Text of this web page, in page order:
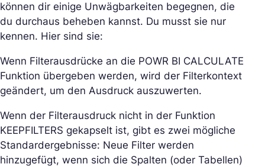
können dir einige Unwägbarkeiten begegnen, die
du durchaus beheben kannst. Du musst sie nur
kennen. Hier sind sie:
Wenn Filterausdrücke an die POWR BI CALCULATE
Funktion übergeben werden, wird der Filterkontext
geändert, um den Ausdruck auszuwerten.
Wenn der Filterausdruck nicht in der Funktion
KEEPFILTERS gekapselt ist, gibt es zwei mögliche
Standardergebnisse: Neue Filter werden
hinzugefügt, wenn sich die Spalten (oder Tabellen)